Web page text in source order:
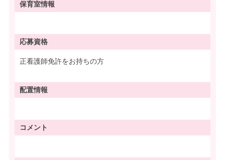
保育室情報
応募資格
正看護師免許をお持ちの方
配置情報
コメント